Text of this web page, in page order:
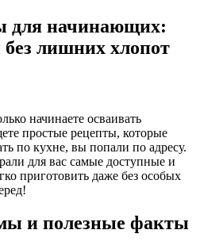
для начинающих:
без лишних хлопот
начинаете осваивать
простые рецепты, которые
по кухне, вы попали по адресу.
для вас самые доступные и
приготовить даже без особых
и полезные факты